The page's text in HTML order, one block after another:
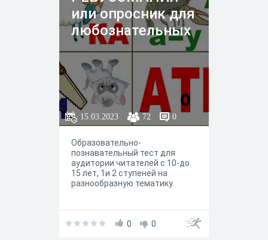
или опросник для
любознательных
15.03.2023 72 0
Образовательно-
познавательный тест для
аудитории читателей с 10-до
15 лет, 1и 2 ступеней на
разнообразную тематику.
0 0